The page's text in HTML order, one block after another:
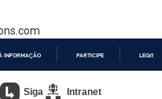
INFORMAÇÃO PARTICIPE
Siga Intranet